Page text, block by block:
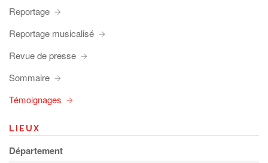
Reportage
Reportage musicalisé
Revue de presse
Sommaire
Témoignages
LIEUX
Département